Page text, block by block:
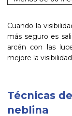
Cuando la
más seguro es
arcén con las
mejore la
Técnicas
neblina